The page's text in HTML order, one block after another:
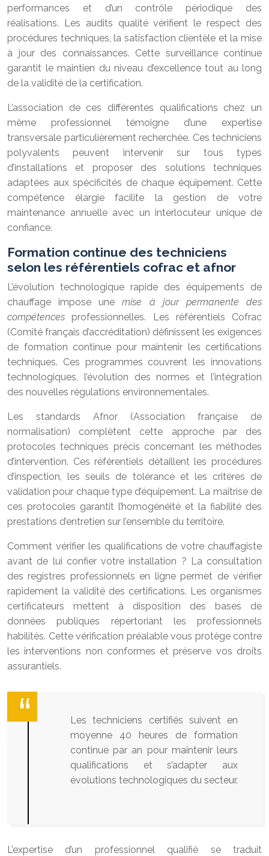
performances et d’un contrôle périodique des
réalisations. Les audits qualité vérifient le respect des
procédures techniques, la satisfaction clientèle et la mise
à jour des connaissances. Cette surveillance continue
garantit le maintien du niveau d’excellence tout au long
de la validité de la certification.
L’association de ces différentes qualifications chez un
même professionnel témoigne d’une expertise
transversale particulièrement recherchée. Ces techniciens
polyvalents peuvent intervenir sur tous types
d’installations et proposer des solutions techniques
adaptées aux spécificités de chaque équipement. Cette
compétence élargie facilite la gestion de votre
maintenance annuelle avec un interlocuteur unique de
confiance.
Formation continue des techniciens
selon les référentiels cofrac et afnor
L’évolution technologique rapide des équipements de
chauffage impose unemise à jour permanente des
compétences professionnelles. Les référentiels Cofrac
(Comité français d’accréditation) définissent les exigences
de formation continue pour maintenir les certifications
techniques. Ces programmes couvrent les innovations
technologiques, l’évolution des normes et l’intégration
des nouvelles régulations environnementales.
Les standards Afnor (Association française de
normalisation) complètent cette approche par des
protocoles techniques précis concernant les méthodes
d’intervention. Ces référentiels détaillent les procédures
d’inspection, les seuils de tolérance et les critères de
validation pour chaque type d’équipement. La maîtrise de
ces protocoles garantit l’homogénéité et la fiabilité des
prestations d’entretien sur l’ensemble du territoire.
Comment vérifier les qualifications de votre chauffagiste
avant de lui confier votre installation ? La consultation
des registres professionnels en ligne permet de vérifier
rapidement la validité des certifications. Les organismes
certificateurs mettent à disposition des bases de
données publiques répertoriant les professionnels
habilités. Cette vérification préalable vous protège contre
les interventions non conformes et préserve vos droits
assurantiels.
Les techniciens certifiés suivent en
moyenne 40 heures de formation
continue par an pour maintenir leurs
qualifications et s’adapter aux
évolutions technologiques du secteur.
L’expertise d’un professionnel qualifié se traduit